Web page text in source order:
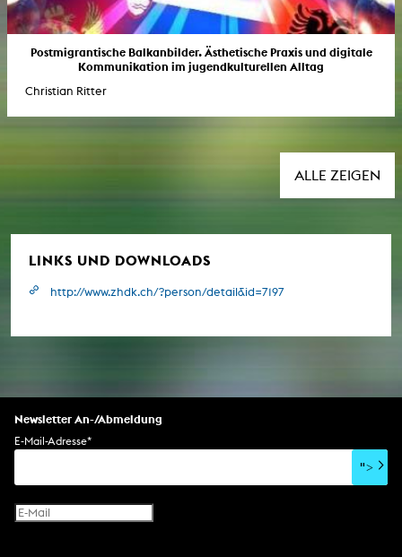
Postmigrantische Balkanbilder. Ästhetische Praxis und digitale
Kommunikation im jugendkulturellen Alltag
Christian Ritter
ALLE ZEIGEN
LINKS UND DOWNLOADS
http://www.zhdk.ch/?person/detail&id=7197
Newsletter An-/Abmeldung
E-Mail-Adresse*
">